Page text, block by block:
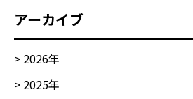
アーカイブ
> 2026年
> 2025年